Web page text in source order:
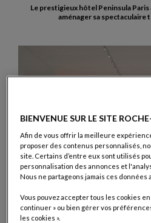
Le prestigieux hôtel Peninsula
aménager sa spectaculaire
BIENVENUE SUR LE SITE
Afin de vous offrir la meilleure
proposer des contenus personnalisés,
site. Certains d’entre eux sont utilisés
personnalisation des annonces et
Nous ne partageons jamais ces données
Vous pouvez accepter tous les cookies
continuer » ou bien gérer vos
les cookies ».